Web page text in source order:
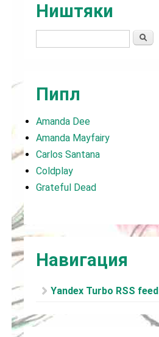
Ништяки
Поиск
Пипл
Amanda Dee
Amanda Mayfairy
Carlos Santana
Coldplay
Grateful Dead
Навигация
Yandex Turbo RSS feed